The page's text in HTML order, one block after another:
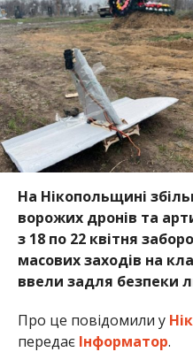
На Нікопольщині
ворожих дронів та
з 18 по 22 квітня
масових заходів на
ввели задля безпеки
Про це повідомили у
передає Інформатор.